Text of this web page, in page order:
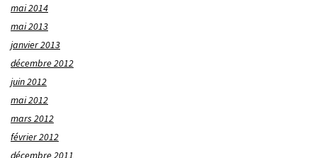
mai 2014
mai 2013
janvier 2013
décembre 2012
juin 2012
mai 2012
mars 2012
février 2012
décembre 2011